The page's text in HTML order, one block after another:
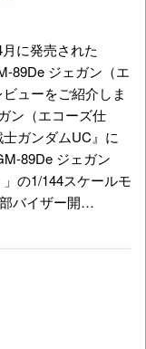
に発売された
89De ジェガン（エ
ューをご紹介しま
ン（エコーズ仕
ガンダムUC』に
89De ジェガン
」の1/144スケールモ
バイザー開…